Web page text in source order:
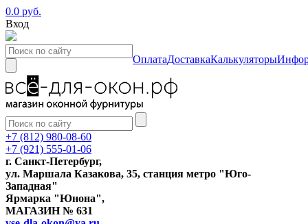
0.0 руб.
Вход
ОплатаДоставкаКалькуляторы
+7 (812) 980-08-60
+7 (921) 555-01-06
г. Санкт-Петербург,
ул. Маршала Казакова, 35, станция метро "Юго-
Западная"
Ярмарка "Юнона",
МАГАЗИН № 631